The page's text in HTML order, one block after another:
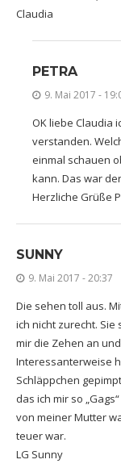
Claudia
PETRA
9. Mai 2017 -
OK liebe Claudia
verstanden.
einmal schauen
kann. Das war
Herzliche Grüße
SUNNY
9. Mai 2017 - 20:37
Die sehen toll aus.
ich nicht zurecht. Sie
mir die Zehen an
Interessanterweise
Schläppchen
das ich mir so
von meiner Mutter
teuer war.
LG Sunny